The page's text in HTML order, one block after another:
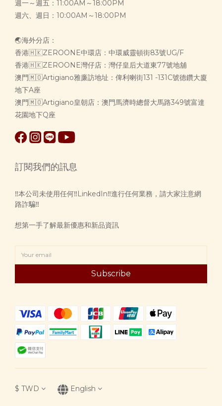
週一～週五：11:00AM～18:00PM
週六、週日：10:00AM～18:00PM
🌏海外分店：
香港🇭🇰ZEROONE中環店：中環威靈頓街83號UG/F
香港🇭🇰ZEROONE灣仔店：灣仔皇后大道東77號地舖
澳門🇲🇴Artigiano雅廉訪地址：俾利喇街131 -131C號德鑽大廈
地下A座
澳門🇲🇴Artigiano皇朝店：澳門馬濟時總督大馬路349號富達
花園地下Q座
訂閱我們的訊息
‼️本公司未使用任何‼️LinkedIn‼️進行任何業務，請大家注意網
路詐騙‼️
想第一手了解最新優惠和新品資訊
Subscribe
$ TWD English